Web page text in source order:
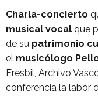
Charla-concierto
musical vocal que
de su patrimonio
el musicólogo
Eresbil, Archivo
conferencia la labor